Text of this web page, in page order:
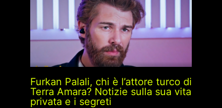
Furkan Palali, chi è l’attore turco di
Terra Amara? Notizie sulla sua vita
privata e i segreti